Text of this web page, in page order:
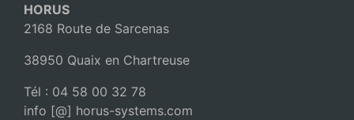
HORUS
2168 Route de Sarcenas
38950 Quaix en Chartreuse
Tél : 04 58 00 32 78
info [@] horus-systems.com